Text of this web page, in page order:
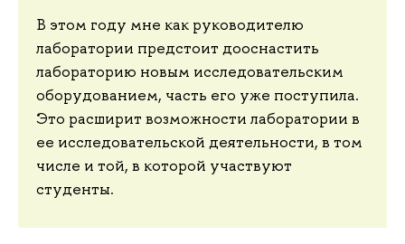
В этом году мне как руководителю
лаборатории предстоит дооснастить
лабораторию новым исследовательским
оборудованием, часть его уже поступила.
Это расширит возможности лаборатории в
ее исследовательской деятельности, в том
числе и той, в которой участвуют
студенты.